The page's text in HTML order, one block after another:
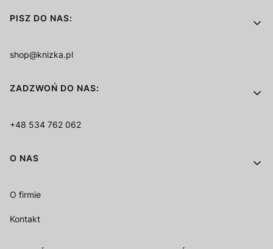
PISZ DO NAS:
shop@knizka.pl
ZADZWOŃ DO NAS:
+48 534 762 062
O NAS
O firmie
Kontakt